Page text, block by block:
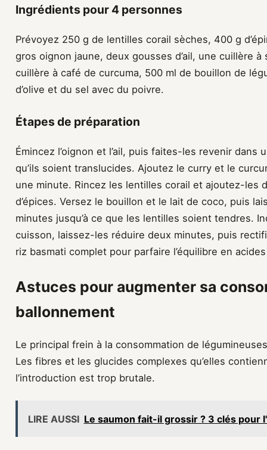
Ingrédients pour 4 personnes
Prévoyez 250 g de lentilles corail sèches, 400 g
gros oignon jaune, deux gousses d’ail, une cuillère
cuillère à café de curcuma, 500 ml de bouillon de
d’olive et du sel avec du poivre.
Étapes de préparation
Émincez l’oignon et l’ail, puis faites-les revenir dans
qu’ils soient translucides. Ajoutez le curry et le
une minute. Rincez les lentilles corail et ajoutez-les
d’épices. Versez le bouillon et le lait de coco, puis
minutes jusqu’à ce que les lentilles soient tendres.
cuisson, laissez-les réduire deux minutes, puis
riz basmati complet pour parfaire l’équilibre en
Astuces pour augmenter sa
ballonnement
Le principal frein à la consommation de
Les fibres et les glucides complexes qu’elles
l’introduction est trop brutale.
LIRE AUSSI Le saumon fait-il grossir ? 3 clés